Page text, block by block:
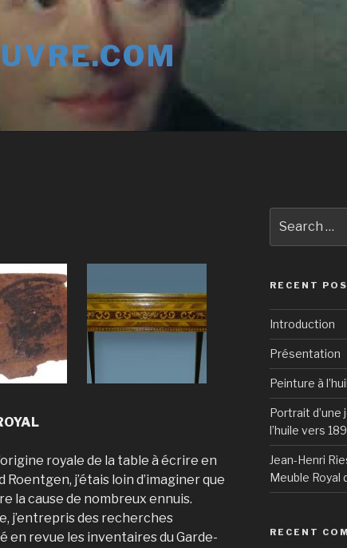
royale de la table à écrire en
j’étais loin d’imaginer que
la cause de nombreux ennuis.
j’entrepris des recherches
en revue les inventaires du Garde-
for:
RECENT
Introduction
Présentation
Peinture à
Portrait
l’huile vers
Jean-Henri
Meuble Royal
RECENT